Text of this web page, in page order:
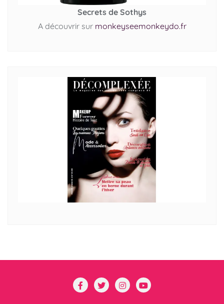
Secrets de Sothys
A découvrir sur monkeyseemonkeydo.fr